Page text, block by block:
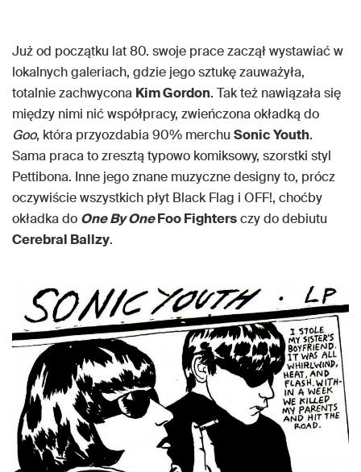
Już od początku lat 80. swoje prace zaczął wystawiać w
lokalnych galeriach, gdzie jego sztukę zauważyła,
totalnie zachwycona Kim Gordon. Tak też nawiązała się
między nimi nić współpracy, zwieńczona okładką do
Goo, która przyozdabia 90% merchu Sonic Youth.
Sama praca to zresztą typowo komiksowy, szorstki styl
Pettibona. Inne jego znane muzyczne designy to, prócz
oczywiście wszystkich płyt Black Flag i OFF!, choćby
okładka do One By OneFoo Fightersczy do debiutu
Cerebral Ballzy.